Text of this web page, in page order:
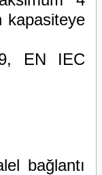
kapasiteye
EN IEC
bağlantı